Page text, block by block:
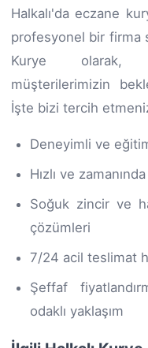
Halkalı'da eczane
profesyonel bir firma
Kurye olarak,
müşterilerimizin
İşte bizi tercih
Deneyimli ve
Hızlı ve
Soğuk zincir ve
çözümleri
7/24 acil teslimat
Şeffaf
odaklı yaklaşım